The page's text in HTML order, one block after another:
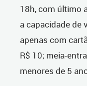
18h, com último
a capacidade de
apenas com
R$ 10; meia-
menores de 5